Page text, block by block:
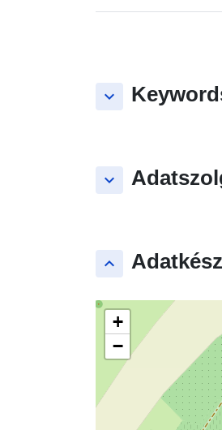
keyboard_arrow_down
keyboard_arrow_down
keyboard_arrow_up
+
−